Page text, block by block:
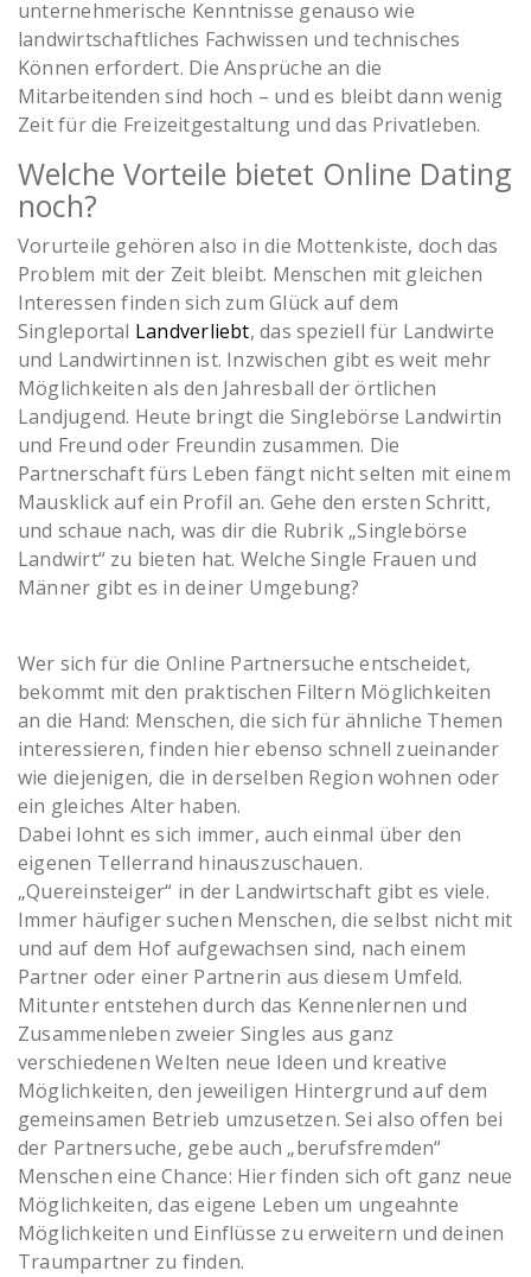
unternehmerische Kenntnisse genauso wie
landwirtschaftliches Fachwissen und technisches
Können erfordert. Die Ansprüche an die
Mitarbeitenden sind hoch – und es bleibt dann wenig
Zeit für die Freizeitgestaltung und das Privatleben.
Welche Vorteile bietet Online Dating
noch?
Vorurteile gehören also in die Mottenkiste, doch das
Problem mit der Zeit bleibt. Menschen mit gleichen
Interessen finden sich zum Glück auf dem
Singleportal Landverliebt, das speziell für Landwirte
und Landwirtinnen ist. Inzwischen gibt es weit mehr
Möglichkeiten als den Jahresball der örtlichen
Landjugend. Heute bringt die Singlebörse Landwirtin
und Freund oder Freundin zusammen. Die
Partnerschaft fürs Leben fängt nicht selten mit einem
Mausklick auf ein Profil an. Gehe den ersten Schritt,
und schaue nach, was dir die Rubrik „Singlebörse
Landwirt“ zu bieten hat. Welche Single Frauen und
Männer gibt es in deiner Umgebung?
Wer sich für die Online Partnersuche entscheidet,
bekommt mit den praktischen Filtern Möglichkeiten
an die Hand: Menschen, die sich für ähnliche Themen
interessieren, finden hier ebenso schnell zueinander
wie diejenigen, die in derselben Region wohnen oder
ein gleiches Alter haben.
Dabei lohnt es sich immer, auch einmal über den
eigenen Tellerrand hinauszuschauen.
„Quereinsteiger“ in der Landwirtschaft gibt es viele.
Immer häufiger suchen Menschen, die selbst nicht mit
und auf dem Hof aufgewachsen sind, nach einem
Partner oder einer Partnerin aus diesem Umfeld.
Mitunter entstehen durch das Kennenlernen und
Zusammenleben zweier Singles aus ganz
verschiedenen Welten neue Ideen und kreative
Möglichkeiten, den jeweiligen Hintergrund auf dem
gemeinsamen Betrieb umzusetzen. Sei also offen bei
der Partnersuche, gebe auch „berufsfremden“
Menschen eine Chance: Hier finden sich oft ganz neue
Möglichkeiten, das eigene Leben um ungeahnte
Möglichkeiten und Einflüsse zu erweitern und deinen
Traumpartner zu finden.